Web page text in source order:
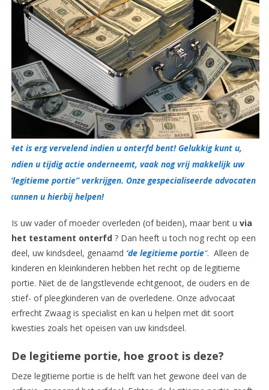
Het is erg vervelend indien u onterfd bent! Gelukkig kunt u,
indien u tijdig actie onderneemt, vaak nog vrij makkelijk uw
“legitieme portie” verkrijgen. Onze gespecialiseerde advocaten
kunnen u hierbij helpen!
Is uw vader of moeder overleden (of beiden), maar bent u via
het testament onterfd ? Dan heeft u toch nog recht op een
deel, uw kindsdeel, genaamd ‘de legitieme portie“. Alleen de
kinderen en kleinkinderen hebben het recht op de legitieme
portie. Niet de de langstlevende echtgenoot, de ouders en de
stief- of pleegkinderen van de overledene. Onze advocaat
erfrecht Zwaag is specialist en kan u helpen met dit soort
kwesties zoals het opeisen van uw kindsdeel.
De legitieme portie, hoe groot is deze?
Deze legitieme portie is de helft van het gewone deel van de